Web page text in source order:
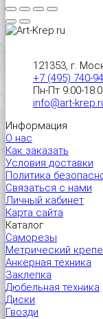
121353, г.
+7 (495) 740-
Пн-Пт 9:00-
info@art-
Информация
О нас
Как заказать
Условия доставки
Политика
Связаться с нами
Личный кабинет
Карта сайта
Каталог
Саморезы
Метрический
Анкерная техника
Заклепка
Дюбельная техника
Диски
Гвозди